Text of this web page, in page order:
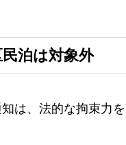
泊は対象外
は、法的な拘束力を